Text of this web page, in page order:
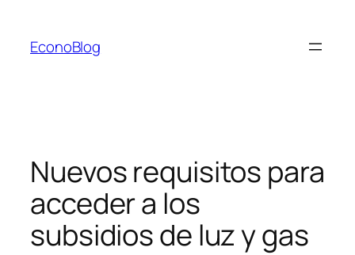
contenido
EconoBlog
Nuevos requisitos para
acceder a los
subsidios de luz y gas